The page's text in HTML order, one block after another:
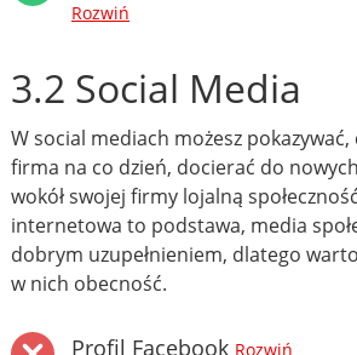
Rozwiń
3.2 Social Media
W social mediach możesz pokazywać,
firma na co dzień, docierać do
wokół swojej firmy lojalną
internetowa to podstawa, media
dobrym uzupełnieniem, dlatego
w nich obecność.
Profil Facebook